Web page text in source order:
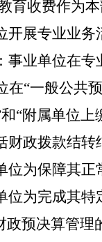
育收费作为
开展专业业
事业单位在
在“一般公共
和“附属单位上
财政拨款结
位为保障其
位为完成其
政预决算管理